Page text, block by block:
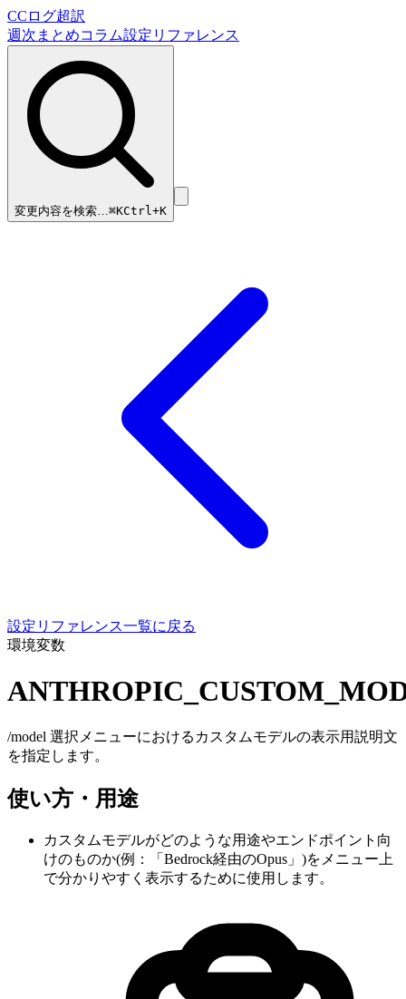
CCログ超訳
週次まとめコラム設定リファレンス
変更内容を検索…⌘KCtrl+K
設定リファレンス一覧に戻る
環境変数
/model 選択メニューにおけるカスタムモデルの表示用説明文
を指定します。
使い方・用途
カスタムモデルがどのような用途やエンドポイント向
けのものか(例：「Bedrock経由のOpus」)をメニュー上
で分かりやすく表示するために使用します。